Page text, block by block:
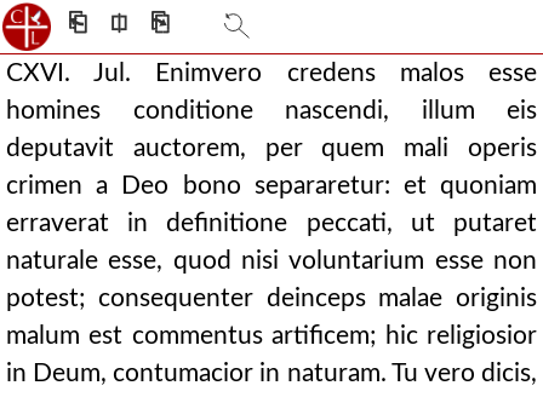
⎗ ⎅ ⎘
CXVI. Jul. Enimvero credens malos esse
homines conditione nascendi, illum eis
deputavit auctorem, per quem mali operis
crimen a Deo bono separaretur: et quoniam
erraverat in definitione peccati, ut putaret
naturale esse, quod nisi voluntarium esse non
potest; consequenter deinceps malae originis
malum est commentus artificem; hic religiosior
in Deum, contumacior in naturam. Tu vero dicis,